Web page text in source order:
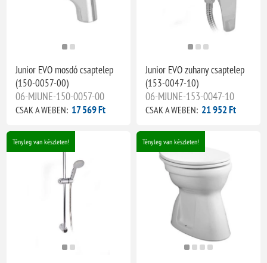
Junior EVO mosdó csaptelep
(150-0057-00)
06-MJUNE-150-0057-00
CSAK A WEBEN: 17 569 Ft
Junior EVO zuhany csaptelep
(153-0047-10)
06-MJUNE-153-0047-10
CSAK A WEBEN: 21 952 Ft
Tényleg van készleten! Tényleg van készleten!